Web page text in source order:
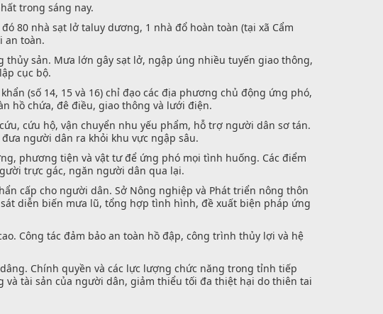
trong sáng nay.
80 nhà sạt lở taluy dương, 1 nhà đổ hoàn toàn (tại xã Cẩm
an toàn.
thủy sản. Mưa lớn gây sạt lở, ngập úng nhiều tuyến giao thông,
cục bộ.
(số 14, 15 và 16) chỉ đạo các địa phương chủ động ứng phó,
hồ chứa, đê điều, giao thông và lưới điện.
cứu hộ, vận chuyển nhu yếu phẩm, hỗ trợ người dân sơ tán.
người dân ra khỏi khu vực ngập sâu.
phương tiện và vật tư để ứng phó mọi tình huống. Các điểm
trực gác, ngăn người dân qua lại.
cấp cho người dân. Sở Nông nghiệp và Phát triển nông thôn
diễn biến mưa lũ, tổng hợp tình hình, đề xuất biện pháp ứng
Công tác đảm bảo an toàn hồ đập, công trình thủy lợi và hệ
Chính quyền và các lực lượng chức năng trong tỉnh tiếp
tài sản của người dân, giảm thiểu tối đa thiệt hại do thiên tai